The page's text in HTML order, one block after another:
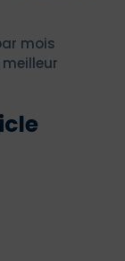
mois